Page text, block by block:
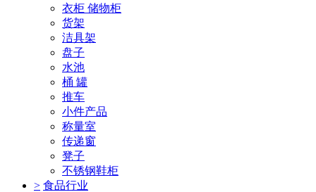
衣柜 储物柜
货架
洁具架
盘子
水池
桶 罐
推车
小件产品
称量室
传递窗
凳子
不锈钢鞋柜
> 食品行业